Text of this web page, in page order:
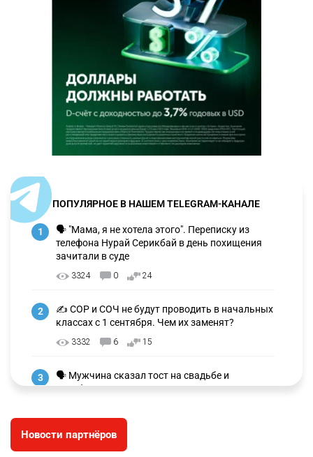
ПОПУЛЯРНОЕ В НАШЕМ TELEGRAM-КАНАЛЕ
1
🗣 "Мама, я не хотела этого". Переписку из
телефона Нурай Серикбай в день похищения
зачитали в суде
3324 0 24
2
✍️ СОР и СОЧ не будут проводить в начальных
классах с 1 сентября. Чем их заменят?
3332 6 15
3
🗣 Мужчина сказал тост на свадьбе и
заработал уголовное дело
🐏 Скота больше, а мясо дороже. Почему в
Новости партнёров